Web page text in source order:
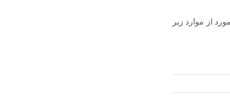
از موارد زیر